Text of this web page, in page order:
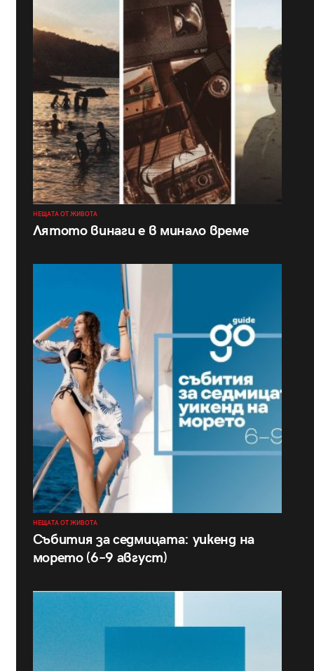
НЕЩАТА ОТ ЖИВОТА
Лятото винаги е в минало време
НЕЩАТА ОТ ЖИВОТА
Събития за седмицата: уикенд на
морето (6–9 август)